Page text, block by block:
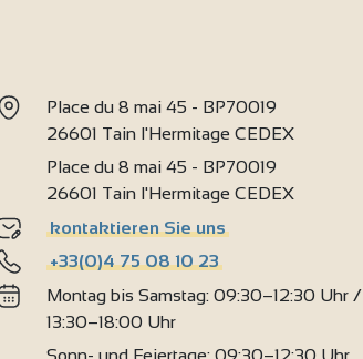
Place du 8 mai 45 - BP70019
26601 Tain l'Hermitage CEDEX
Place du 8 mai 45 - BP70019
26601 Tain l'Hermitage CEDEX
kontaktieren Sie uns
+33(0)4 75 08 10 23
Montag bis Samstag: 09:30–12:30 Uhr /
13:30–18:00 Uhr
Sonn- und Feiertage: 09:30–12:30 Uhr